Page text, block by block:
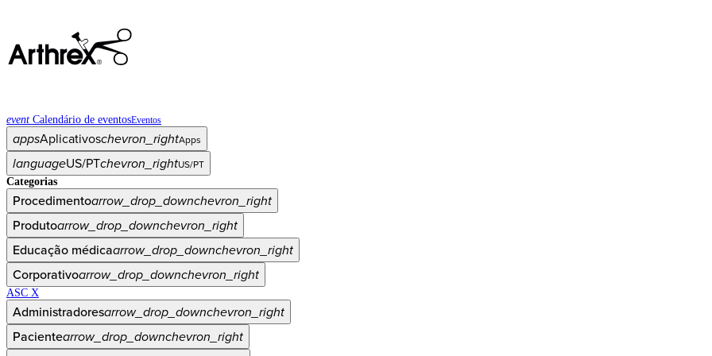
event Calendário de eventosEventos
appsAplicativoschevron_rightApps
languageUS/PTchevron_rightUS/PT
Categorias
Procedimentoarrow_drop_downchevron_right
Produtoarrow_drop_downchevron_right
Educação médicaarrow_drop_downchevron_right
Corporativoarrow_drop_downchevron_right
ASC X
Administradoresarrow_drop_downchevron_right
Pacientearrow_drop_downchevron_right